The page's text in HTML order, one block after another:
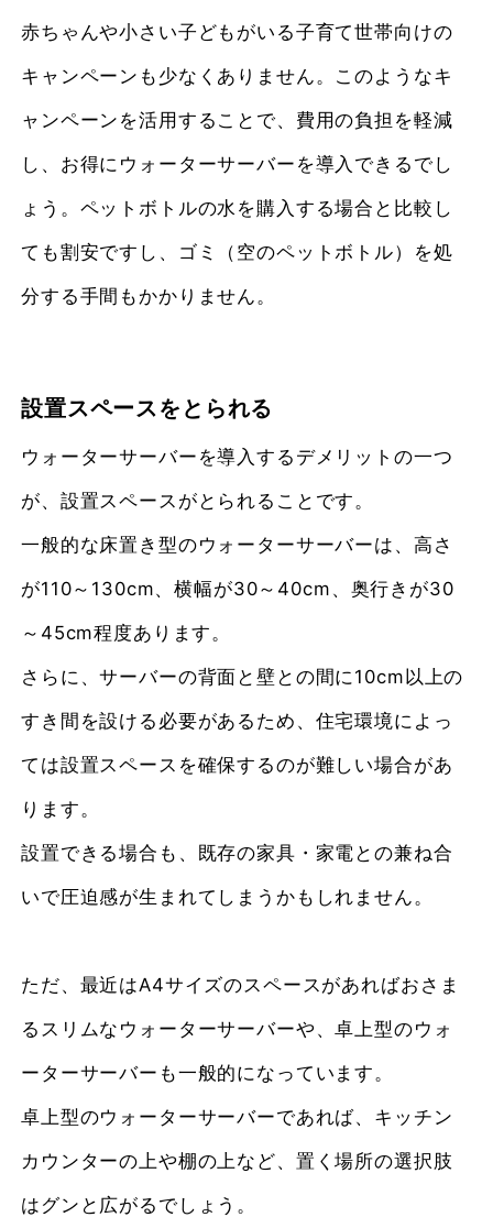
赤ちゃんや小さい子どもがいる子育て世帯向けの
キャンペーンも少なくありません 。このようなキ
ャンペーンを活用することで、費用の負担を軽減
し、お得にウォーターサーバーを導入できるでし
ょう。ペットボトルの水を購入する場合と比較し
ても割安ですし、ゴミ（空のペットボトル）を処
分する手間もかかりません。
設置スペースをとられる
ウォーターサーバーを導入するデメリットの一つ
が、設置スペースがとられることです。
一般的な床置き型のウォーターサーバーは、高さ
が110～130cm、横幅が30～40cm、奥行きが30
～45cm程度あります。
さらに、サーバーの背面と壁との間に10cm以上の
すき間を設ける必要があるため、住宅環境によっ
ては設置スペースを確保するのが難しい場合があ
ります。
設置できる場合も、既存の家具・家電との兼ね合
いで圧迫感が生まれてしまうかもしれません。
ただ、最近はA4サイズのスペースがあればおさま
るスリムなウォーターサーバーや、卓上型のウォ
ーターサーバーも一般的になっています。
卓上型のウォーターサーバーであれば、キッチン
カウンターの上や棚の上など、置く場所の選択肢
はグンと広がるでしょう。